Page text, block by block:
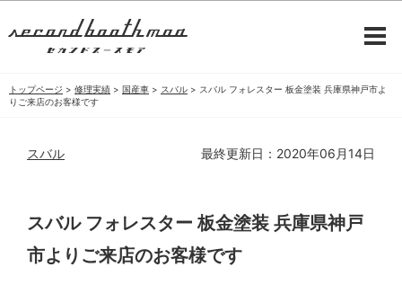
トップページ > 修理実績 > 国産車 > スバル > スバル フォレスター 板金塗装 兵庫県神戸市よ
りご来店のお客様です
スバル 最終更新日：2020年06月14日
スバル フォレスター 板金塗装 兵庫県神戸
市よりご来店のお客様です